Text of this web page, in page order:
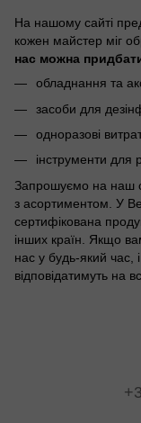
На нашому сайті
кожен майстер міг
нас можна
обладнання та
засоби для
одноразові
інструменти для
Запрошуємо на наш
з асортиментом. У
сертифікована
інших країн. Якщо
нас у будь-який час,
відповідатимуть на